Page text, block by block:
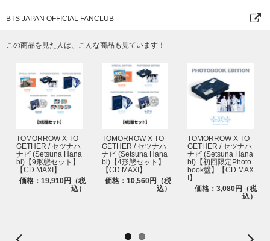
BTS JAPAN OFFICIAL FANCLUB
この商品を見た人は、こんな商品も見ています！
TOMORROW X TO
GETHER / セツナハ
ナビ (Setsuna Hana
bi)【9形態セット】
【CD MAXI】
価格：19,910円（税
込）
TOMORROW X TO
GETHER / セツナハ
ナビ (Setsuna Hana
bi)【4形態セット】
【CD MAXI】
価格：10,560円（税
込）
TOMORROW X TO
GETHER / セツナハ
ナビ (Setsuna Hana
bi)【初回限定Photo
book盤】【CD MAX
I】
価格：3,080円（税
込）